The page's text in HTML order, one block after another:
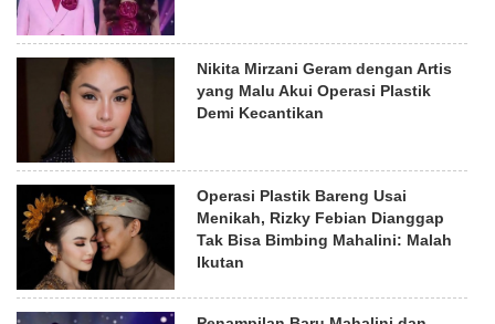
Nikita Mirzani Geram dengan Artis
yang Malu Akui Operasi Plastik
Demi Kecantikan
Operasi Plastik Bareng Usai
Menikah, Rizky Febian Dianggap
Tak Bisa Bimbing Mahalini: Malah
Ikutan